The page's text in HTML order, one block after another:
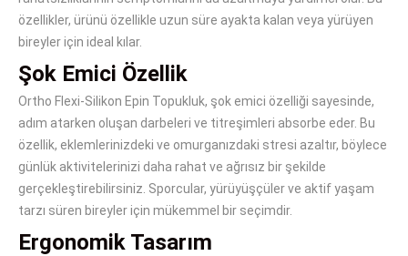
özellikler, ürünü özellikle uzun süre ayakta kalan veya yürüyen
bireyler için ideal kılar.
Şok Emici Özellik
Ortho Flexi-Silikon Epin Topukluk, şok emici özelliği sayesinde,
adım atarken oluşan darbeleri ve titreşimleri absorbe eder. Bu
özellik, eklemlerinizdeki ve omurganızdaki stresi azaltır, böylece
günlük aktivitelerinizi daha rahat ve ağrısız bir şekilde
gerçekleştirebilirsiniz. Sporcular, yürüyüşçüler ve aktif yaşam
tarzı süren bireyler için mükemmel bir seçimdir.
Ergonomik Tasarım